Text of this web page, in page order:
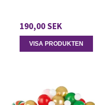
190,00 SEK
VISA PRODUKTEN